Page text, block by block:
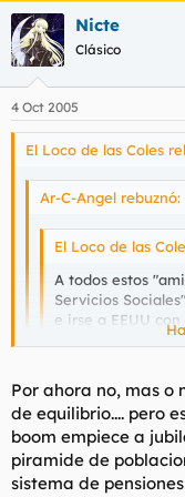
Nicte
Clásico
4 Oct 2005
El Loco de las Coles
Ar-C-Angel rebuznó:
El Loco de las
A todos estos
Servicios
e irse a EEUU
facultades de
A ver lo que
que tenéis,
Tranquilo que con
Arc, Estados Unidos
efectos más
cuenta la media de
padre prejubilado o
Por ahora no, mas o
de equilibrio.... pero
boom empiece a
piramide de
sistema de